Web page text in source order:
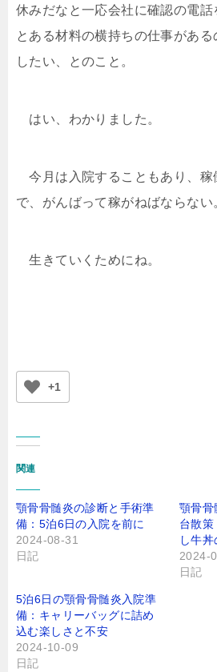
休みだなと一応会社に確認の電
とある材料の横持ちの仕事があ
したい、とのこと。
はい、わかりました。
今月は入院することもあり、稼
で、がんばって稼がねばならない
生きていくためにね。
+1
関連
顎骨骨髄炎の診断と手術準
備：5泊6日の入院を前に
2024-08-31
日記
顎骨骨
台散
し牛
2024-
日記
5泊6日の顎骨骨髄炎入院準
備：キャリーバッグに詰め
込む楽しさと不安
2024-10-09
日記